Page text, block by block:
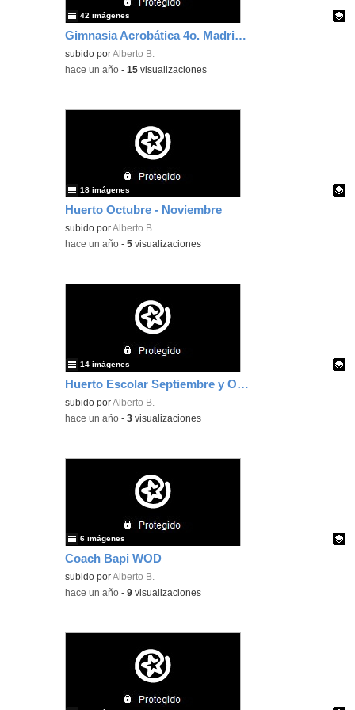
Gimnasia Acrobática 4o. Madrid Comunidad Olimpica
Contenido educativo.
subido porAlberto B.
42 imágenes
-hace un año -15 visualizaciones
Huerto Octubre - Noviembre
Contenido educativo.
subido porAlberto B.
18 imágenes
-hace un año -5 visualizaciones
Huerto Escolar Septiembre y Octubre
Contenido educativo.
subido porAlberto B.
14 imágenes
-hace un año -3 visualizaciones
Coach Bapi WOD
Contenido educativo.
subido porAlberto B.
6 imágenes
-hace un año -9 visualizaciones